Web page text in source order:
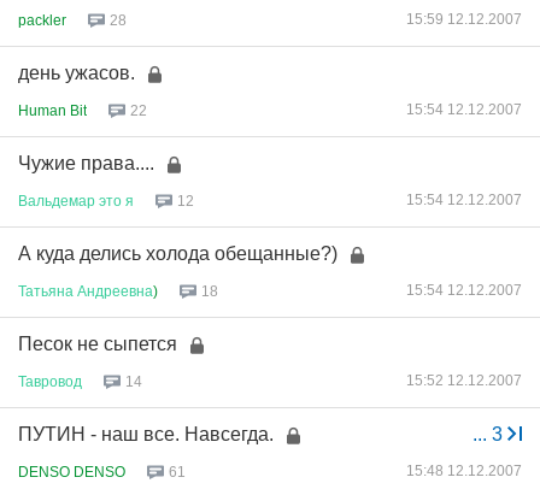
packler 28 15:59 12.12.2007
день ужасов.
Human Bit 22 15:54 12.12.2007
Чужие права....
Вальдемар это я 12 15:54 12.12.2007
А куда делись холода обещанные?)
Татьяна Андреевна) 18 15:54 12.12.2007
Песок не сыпется
Тавровод 14 15:52 12.12.2007
... 3
ПУТИН - наш все. Навсегда.
DENSO DENSO 61 15:48 12.12.2007